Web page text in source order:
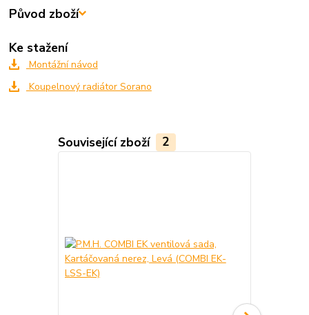
Původ zboží
Ke stažení
Montážní návod
Koupelnový radiátor Sorano
Související zboží 2